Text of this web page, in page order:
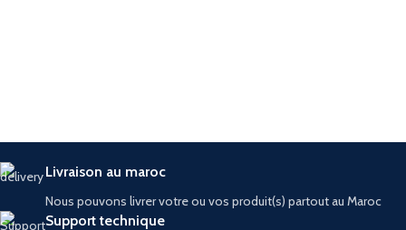
Livraison au maroc
Nous pouvons livrer votre ou vos produit(s) partout au Maroc
Support technique